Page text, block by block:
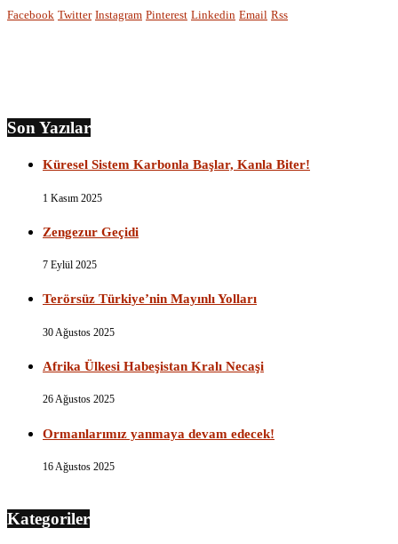
Facebook Twitter Instagram Pinterest Linkedin Email Rss
Son Yazılar
Küresel Sistem Karbonla Başlar, Kanla Biter!
1 Kasım 2025
Zengezur Geçidi
7 Eylül 2025
Terörsüz Türkiye’nin Mayınlı Yolları
30 Ağustos 2025
Afrika Ülkesi Habeşistan Kralı Necaşi
26 Ağustos 2025
Ormanlarımız yanmaya devam edecek!
16 Ağustos 2025
Kategoriler